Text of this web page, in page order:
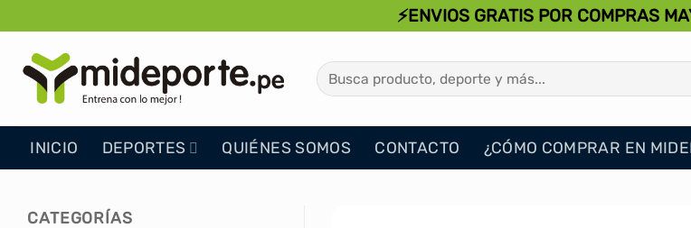
al
contenido
⚡ENVIOS GRATIS POR COMPRAS
Buscar
por:
INICIO DEPORTES QUIÉNES SOMOS CONTACTO ¿CÓMO COMPRAR EN
CATEGORÍAS